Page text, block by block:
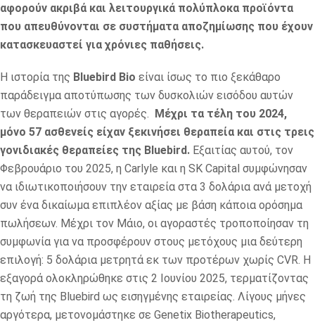
αφορούν ακριβά και λειτουργικά πολύπλοκα προϊόντα
που απευθύνονται σε συστήματα αποζημίωσης που έχουν
κατασκευαστεί για χρόνιες παθήσεις.
Η ιστορία της Bluebird Bio είναι ίσως το πιο ξεκάθαρο
παράδειγμα αποτύπωσης των δυσκολιών εισόδου αυτών
των θεραπειών στις αγορές. Μέχρι τα τέλη του 2024,
μόνο 57 ασθενείς είχαν ξεκινήσει θεραπεία και στις τρεις
γονιδιακές θεραπείες της Bluebird. Εξαιτίας αυτού, τον
Φεβρουάριο του 2025, η Carlyle και η SK Capital συμφώνησαν
να ιδιωτικοποιήσουν την εταιρεία στα 3 δολάρια ανά μετοχή
συν ένα δικαίωμα επιπλέον αξίας με βάση κάποια ορόσημα
πωλήσεων. Μέχρι τον Μάιο, οι αγοραστές τροποποίησαν τη
συμφωνία για να προσφέρουν στους μετόχους μια δεύτερη
επιλογή: 5 δολάρια μετρητά εκ των προτέρων χωρίς CVR. Η
εξαγορά ολοκληρώθηκε στις 2 Ιουνίου 2025, τερματίζοντας
τη ζωή της Bluebird ως εισηγμένης εταιρείας. Λίγους μήνες
αργότερα, μετονομάστηκε σε Genetix Biotherapeutics,